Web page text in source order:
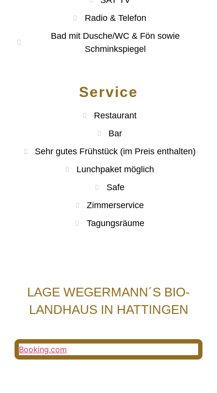
Radio & Telefon
Bad mit Dusche/WC & Fön sowie
Schminkspiegel
Service
Restaurant
Bar
Sehr gutes Frühstück (im Preis enthalten)
Lunchpaket möglich
Safe
Zimmerservice
Tagungsräume
LAGE WEGERMANN´S BIO-
LANDHAUS IN HATTINGEN
Booking.com